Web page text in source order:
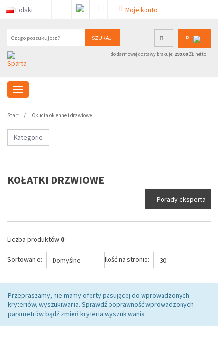
Polski Moje konto
SZUKAJ 0
do darmowej dostawy brakuje: 299.00ZŁ netto
Start Okucia okienne i drzwiowe
Kategorie
KOŁATKI DRZWIOWE
Porady eksperta
Liczba produktów 0
Sortowanie: Domyślne Ilość na stronie: 30
Przepraszamy, nie mamy oferty pasującej do wprowadzonych
kryteriów, wyszukiwania. Sprawdź poprawność wprowadzonych
parametrów bądź zmień kryteria wyszukiwania.